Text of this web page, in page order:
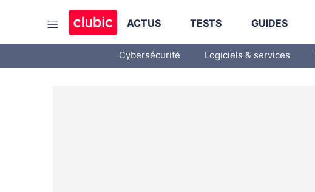
ACTUS TESTS GUIDES
Cybersécurité Logiciels & services